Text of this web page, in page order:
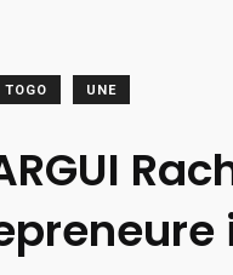
TOGO UNE